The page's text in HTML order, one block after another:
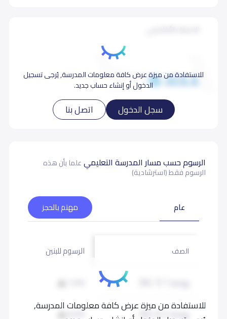
مهارات الفكر و النقد و الابداع ويوظف
تحديات المستقبل
مرافق المدرسة
صالة رياضية
ملعب كرة قدم
مصلى
بيانات المدرسة تحتاج لتصحيح ؟ شارك بتصحيح اي بيانات غير دقيقة
للاستفادة من ميزة عرض كافة معلومات المدرسة, يُرجى تسجيل
الدخول أو إنشاء حساب جديد.
سجل الدخول اتصل بنا
الرسوم حسب مسار المدرسة التعليميعلما بأن هذه
الرسوم فقط (استرشادية)
للاستفادة من ميزة عرض كافة معلومات المدرسة,
عام مهتم بالحجز
الصف الرسوم للبنين
روضة 2 (KG 2) 8,000